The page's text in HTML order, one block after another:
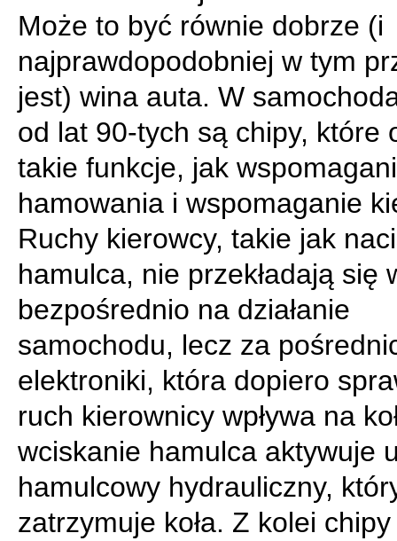
Może to być równie dobrze (i
najprawdopodobniej w tym
jest) wina auta. W
od lat 90-tych są chipy, które
takie funkcje, jak
hamowania i wspomaganie
Ruchy kierowcy, takie jak
hamulca, nie przekładają się
bezpośrednio na działanie
samochodu, lecz za
elektroniki, która dopiero
ruch kierownicy wpływa na
wciskanie hamulca aktywuje
hamulcowy hydrauliczny,
zatrzymuje koła. Z kolei chipy